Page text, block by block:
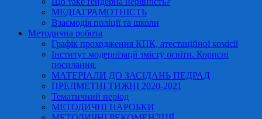
МЕДІАГРАМОТНІСТЬ
Взаємодія поліції та школи
Методична робота
Графік проходження КПК, атестаційної комісії
Інститут модернізації змісту освіти. Корисні
посилання.
МАТЕРІАЛИ ДО ЗАСІДАНЬ ПЕДРАД
ПРЕДМЕТНІ ТИЖНІ 2020-2021
Тематичний період
МЕТОДИЧНІ НАРОБКИ